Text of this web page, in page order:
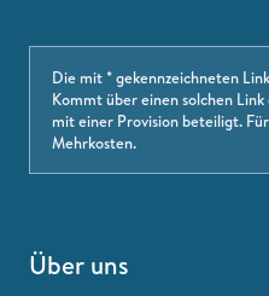
Die mit * gekennzeichneten
Kommt über einen solchen
mit einer Provision beteiligt.
Mehrkosten.
Über uns